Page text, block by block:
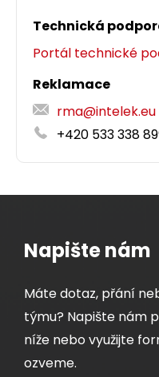
Technická
Portál technické
Reklamace
rma@intelek.eu
+420 533 338
Napište nám
Máte dotaz, přání
týmu? Napište nám
níže nebo využijte
ozveme.